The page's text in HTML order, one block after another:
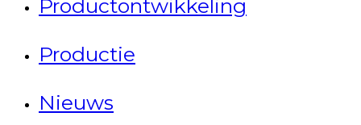
Productontwikkeling
Productie
Nieuws